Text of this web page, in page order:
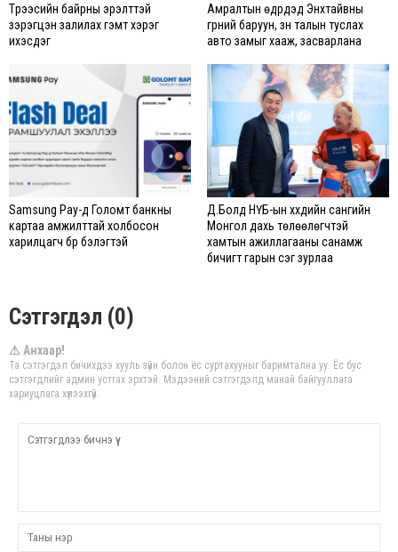
Түрээсийн байрны эрэлттэй
зэрэгцэн залилах гэмт хэрэг
ихэсдэг
Амралтын өдрүүдэд Энхтайвны
гүүрний баруун, зүүн талын туслах
авто замыг хааж, засварлана
Samsung Pay-д Голомт банкны
картаа амжилттай холбосон
харилцагч бүр бэлэгтэй
Д.Болд НҮБ-ын хүүхдийн сангийн
Монгол дахь төлөөлөгчтэй
хамтын ажиллагааны санамж
бичигт гарын үсэг зурлаа
Сэтгэгдэл (0)
⚠ Анхаар!
Та сэтгэгдэл бичихдээ хууль зүйн болон ёс суртахууныг баримтална уу. Ёс бус
сэтгэгдлийг админ устгах эрхтэй. Мэдээний сэтгэгдэлд манай байгууллага
хариуцлага хүлээхгүй.